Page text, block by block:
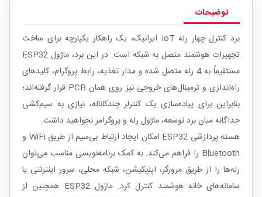
توضیحات
برد کنترل چهار رله IoT ایرانیک، یک راهکار یکپارچه برای ساخت
تجهیزات هوشمند متصل به شبکه است. در این برد، ماژول ESP32
مستقیماً به 4 رله متصل شده و مدار تغذیه، رابط پروگرام، کلیدهای
راه‌اندازی و ترمینال‌های خروجی نیز روی همان PCB قرار گرفته‌اند؛
بنابراین برای پیاده‌سازی یک کنترلر چندکاناله، نیازی به سیم‌کشی
جداگانه میان برد توسعه، ماژول رله و پروگرامر نخواهید داشت.
هسته پردازشی ESP32 امکان ایجاد ارتباط بی‌سیم از طریق WiFi و
Bluetooth را فراهم می‌کند. به کمک برنامه‌نویسی مناسب می‌توان
رله‌ها را از طریق مرورگر، اپلیکیشن، شبکه محلی، سرور اینترنتی یا
سامانه‌های خانه هوشمند کنترل کرد. ماژول ESP32 همچنین از